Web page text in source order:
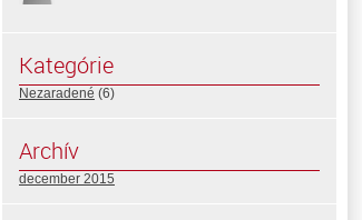
Kategórie
Nezaradené (6)
Archív
december 2015